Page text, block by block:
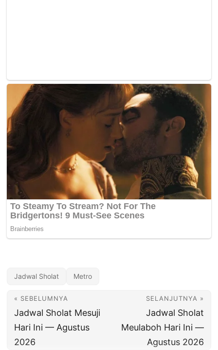
Jadwal Sholat Metro
« SEBELUMNYA
Jadwal Sholat Mesuji
Hari Ini — Agustus
2026
SELANJUTNYA »
Jadwal Sholat
Meulaboh Hari Ini —
Agustus 2026